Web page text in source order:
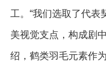
工。“我们选取了代
美视觉支点，构成剧
绍，鹤类羽毛元素作